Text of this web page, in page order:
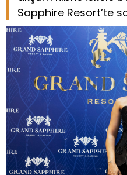
Sapphire Resort’te